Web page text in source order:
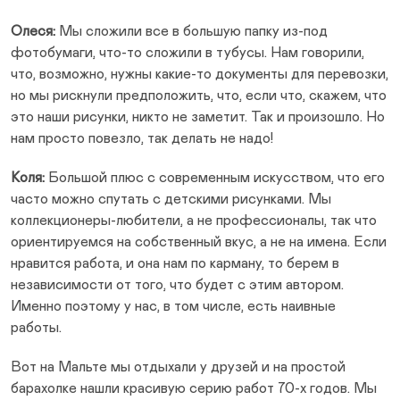
Олеся: Мы сложили все в большую папку из-под
фотобумаги, что-то сложили в тубусы. Нам говорили,
что, возможно, нужны какие-то документы для перевозки,
но мы рискнули предположить, что, если что, скажем, что
это наши рисунки, никто не заметит. Так и произошло. Но
нам просто повезло, так делать не надо!
Коля: Большой плюс с современным искусством, что его
часто можно спутать с детскими рисунками. Мы
коллекционеры-любители, а не профессионалы, так что
ориентируемся на собственный вкус, а не на имена. Если
нравится работа, и она нам по карману, то берем в
независимости от того, что будет с этим автором.
Именно поэтому у нас, в том числе, есть наивные
работы.
Вот на Мальте мы отдыхали у друзей и на простой
барахолке нашли красивую серию работ 70-х годов. Мы